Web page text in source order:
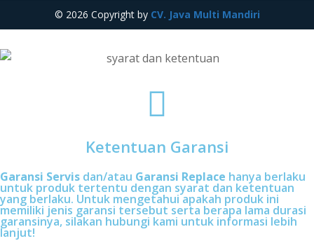
© 2026 Copyright by CV. Java Multi Mandiri
Ketentuan Garansi
Garansi Servis dan/atau Garansi Replace hanya berlaku
untuk produk tertentu dengan syarat dan ketentuan
yang berlaku. Untuk mengetahui apakah produk ini
memiliki jenis garansi tersebut serta berapa lama durasi
garansinya, silakan hubungi kami untuk informasi lebih
lanjut!